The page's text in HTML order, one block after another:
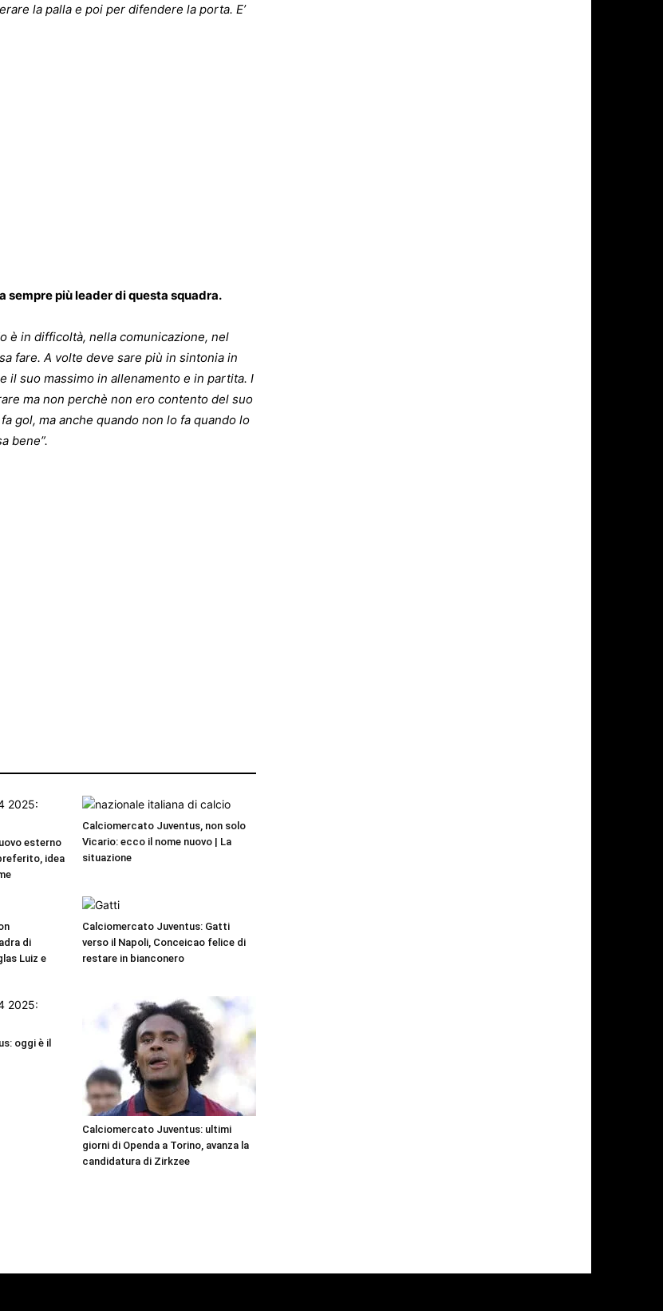
la palla e poi per difendere la porta. E’
sempre più leader di questa squadra.
è in difficoltà, nella comunicazione, nel
fare. A volte deve sare più in sintonia in
il suo massimo in allenamento e in partita. I
ma non perchè non ero contento del suo
gol, ma anche quando non lo fa quando lo
bene”.
esterno
idea
Calciomercato Juventus, non solo
Vicario: ecco il nome nuovo | La
situazione
di
Luiz e
Calciomercato Juventus: Gatti
verso il Napoli, Conceicao felice di
restare in bianconero
oggi è il
Calciomercato Juventus: ultimi
giorni di Openda a Torino, avanza la
candidatura di Zirkzee